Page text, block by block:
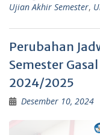
Ujian Akhir Semester,
Perubahan
Semester
2024/2025
Desember 10, 2024